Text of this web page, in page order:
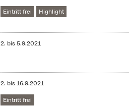
Eintritt frei Highlight
2. bis5.9.2021
2. bis16.9.2021
Eintritt frei